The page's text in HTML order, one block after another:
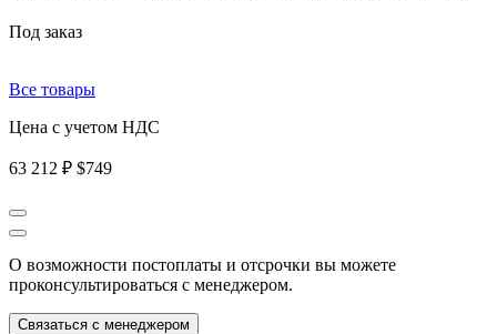
Под заказ
Все товары
Цена с учетом НДС
63 212 ₽ $749
О возможности постоплаты и отсрочки вы можете
проконсультироваться с менеджером.
Связаться с менеджером